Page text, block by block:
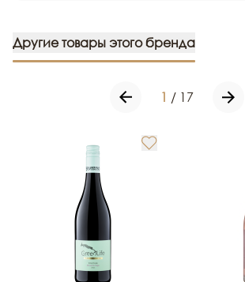
Другие товары этого бренда
1 / 17